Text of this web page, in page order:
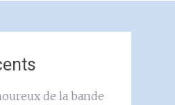
de la bande